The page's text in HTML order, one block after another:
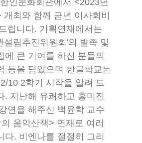
개최와 함께 금년 이사회비
립니다. 기획연재에서는
설립추진위원회'의 발족 및
에 큰 기여를 하신 분들의
등을 담았으며 한글학교는
10 2학기 시작을 알려 드
. 지난해 유쾌하고 흥미진
연을 해주신 백윤학 교수
음악산책> 연재로 여러
다. 비엔나를 절절히 그리